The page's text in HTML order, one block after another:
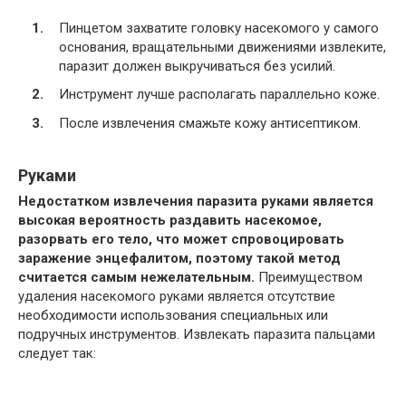
Пинцетом захватите головку насекомого у самого
основания, вращательными движениями извлеките,
паразит должен выкручиваться без усилий.
Инструмент лучше располагать параллельно коже.
После извлечения смажьте кожу антисептиком.
Руками
Недостатком извлечения паразита руками является
высокая вероятность раздавить насекомое,
разорвать его тело, что может спровоцировать
заражение энцефалитом, поэтому такой метод
считается самым нежелательным. Преимуществом
удаления насекомого руками является отсутствие
необходимости использования специальных или
подручных инструментов. Извлекать паразита пальцами
следует так: